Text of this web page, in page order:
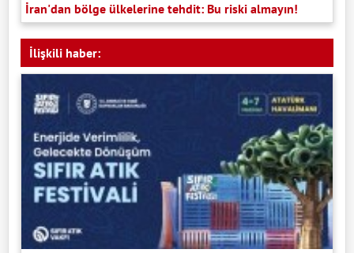
İran'dan bölge ülkelerine tehdit: Bu riski almayın!
İlişkili haber: